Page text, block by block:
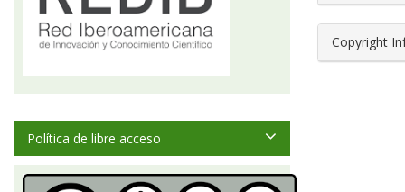
Copyright
Política de libre acceso